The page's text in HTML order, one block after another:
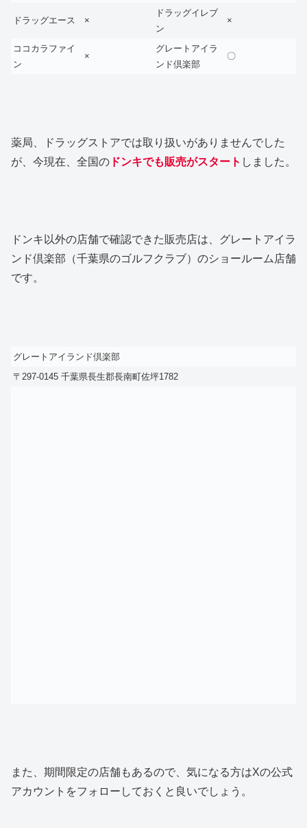
ドラッグエース ×
ドラッグイレブ
ン
×
ココカラファイ
ン
×
グレートアイラ
ンド倶楽部
〇
薬局、ドラッグストアでは取り扱いがありませんでした
が、今現在、全国の ドンキでも販売がスタート しました。
ドンキ以外の店舗で確認できた販売店は、グレートアイラ
ンド倶楽部（千葉県のゴルフクラブ）のショールーム店舗
です。
グレートアイランド倶楽部
〒297-0145 千葉県長生郡長南町佐坪1782
また、期間限定の店舗もあるので、気になる方はXの公式
アカウントをフォローしておくと良いでしょう。